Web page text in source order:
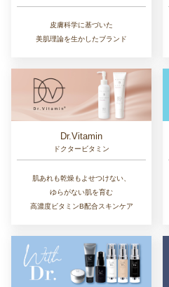
皮膚科学に基づいた
美肌理論を生かしたブランド
Dr.Vitamin
ドクタービタミン
肌あれも乾燥もよせつけない、
ゆらがない肌を育む
高濃度ビタミンB配合スキンケア